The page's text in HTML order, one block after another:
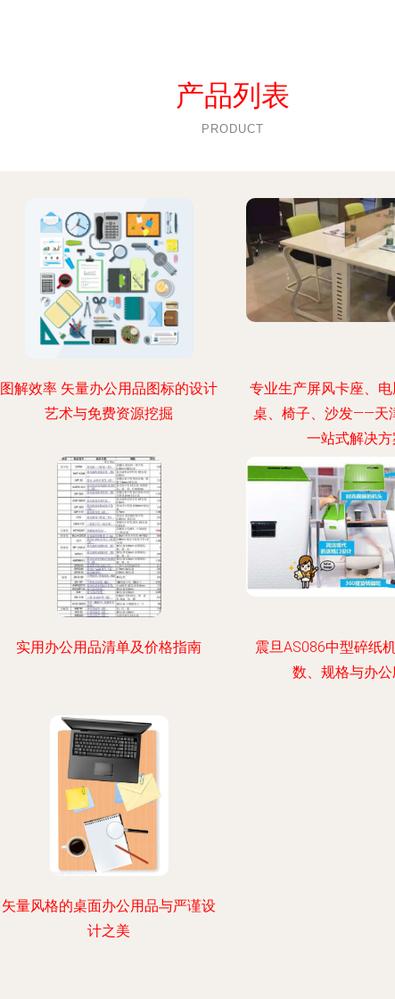
产品列表
PRODUCT
图解效率 矢量办公用品图标的设计
艺术与免费资源挖掘
专业生产屏风卡座、
桌、椅子、沙发——天
一站式解决方
实用办公用品清单及价格指南
震旦AS086中型碎纸
数、规格与办公
矢量风格的桌面办公用品与严谨设
计之美